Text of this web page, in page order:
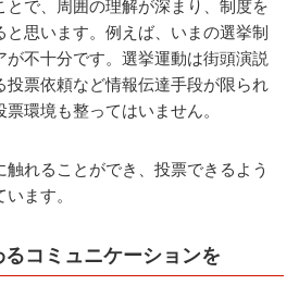
で、周囲の理解が深まり、制度を
思います。例えば、いまの選挙制
が不十分です。選挙運動は街頭演説
投票依頼など情報伝達手段が限られ
環境も整ってはいません。
れることができ、投票できるよう
ます。
コミュニケーションを